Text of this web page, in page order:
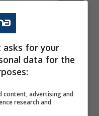
la
di
asks for your
data for the
content, advertising and
research and